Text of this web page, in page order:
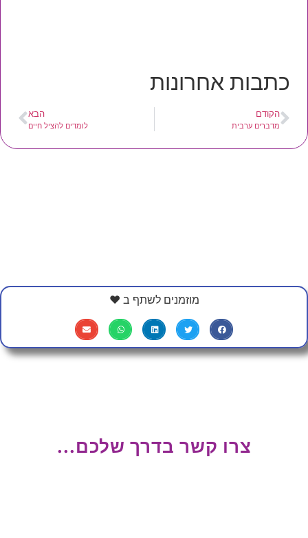
כתבות אחרונות
הקודם
מדברים ערבית
הבא
לומדים להציל חיים
מוזמנים לשתף ב ❤
צרו קשר בדרך שלכם...